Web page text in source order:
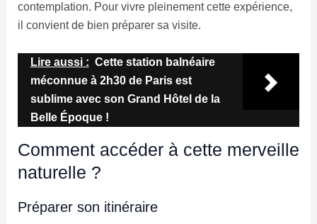
contemplation. Pour vivre pleinement cette expérience,
il convient de bien préparer sa visite.
Lire aussi : Cette station balnéaire
méconnue à 2h30 de Paris est
sublime avec son Grand Hôtel de la
Belle Époque !
Comment accéder à cette merveille
naturelle ?
Préparer son itinéraire